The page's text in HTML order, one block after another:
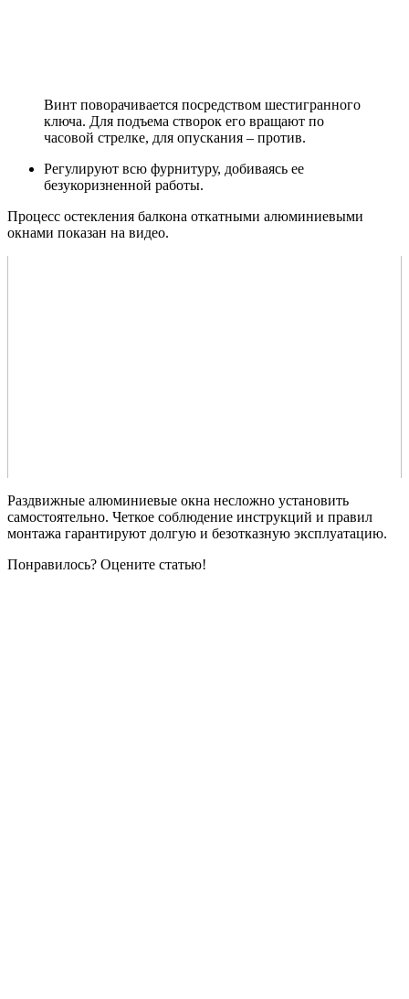
Винт поворачивается посредством шестигранного
ключа. Для подъема створок его вращают по
часовой стрелке, для опускания – против.
Регулируют всю фурнитуру, добиваясь ее
безукоризненной работы.
Процесс остекления балкона откатными алюминиевыми
окнами показан на видео.
Раздвижные алюминиевые окна несложно установить
самостоятельно. Четкое соблюдение инструкций и правил
монтажа гарантируют долгую и безотказную эксплуатацию.
Понравилось? Оцените статью!